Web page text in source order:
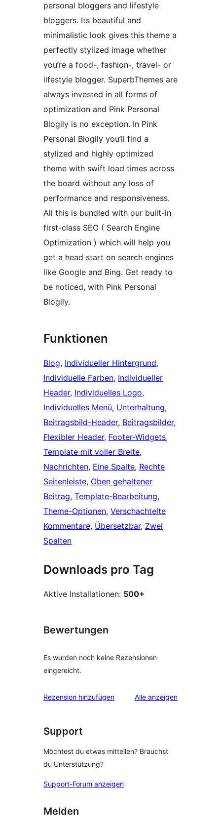
personal bloggers and lifestyle
bloggers. Its beautiful and
minimalistic look gives this theme a
perfectly stylized image whether
you’re a food-, fashion-, travel- or
lifestyle blogger. SuperbThemes are
always invested in all forms of
optimization and Pink Personal
Blogily is no exception. In Pink
Personal Blogily you’ll find a
stylized and highly optimized
theme with swift load times across
the board without any loss of
performance and responsiveness.
All this is bundled with our built-in
first-class SEO ( Search Engine
Optimization ) which will help you
get a head start on search engines
like Google and Bing. Get ready to
be noticed, with Pink Personal
Blogily.
Funktionen
Blog, Individueller Hintergrund
Individuelle Farben, Individueller
Header, Individuelles Logo
Individuelles Menü, Unterhaltung
Beitragsbild-Header, Beitragsbilder
Flexibler Header, Footer-Widgets
Template mit voller Breite
Nachrichten, Eine Spalte, Rechte
Seitenleiste, Oben gehaltener
Beitrag, Template-Bearbeitung
Theme-Optionen, Verschachtelte
Kommentare, Übersetzbar, Zwei
Spalten
Downloads pro Tag
Aktive Installationen: 500+
Bewertungen
Es wurden noch keine Rezensionen
eingereicht.
Rezension hinzufügen Alle Rezensionen
anzeigen
Support
Möchtest du etwas mitteilen? Brauchst
du Unterstützung?
Support-Forum anzeigen
Melden